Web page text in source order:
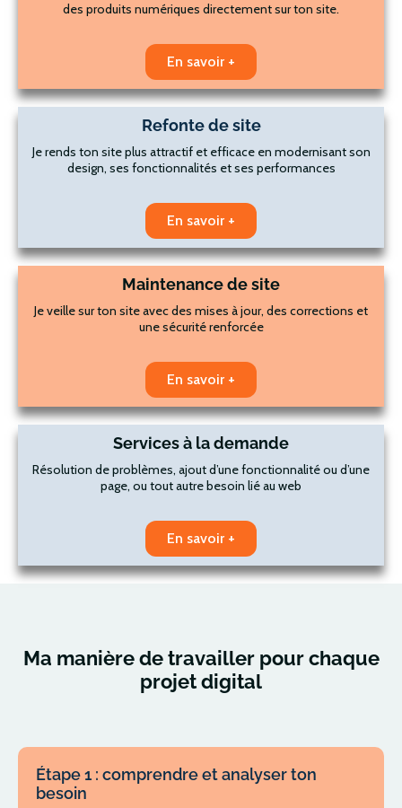
des produits numériques directement sur ton site.
En savoir +
Refonte de site
Je rends ton site plus attractif et efficace en modernisant son
design, ses fonctionnalités et ses performances
En savoir +
Maintenance de site
Je veille sur ton site avec des mises à jour, des corrections et
une sécurité renforcée
En savoir +
Services à la demande
Résolution de problèmes, ajout d’une fonctionnalité ou d’une
page, ou tout autre besoin lié au web
En savoir +
Ma manière de travailler pour chaque
projet digital
Étape 1 : comprendre et analyser ton
besoin